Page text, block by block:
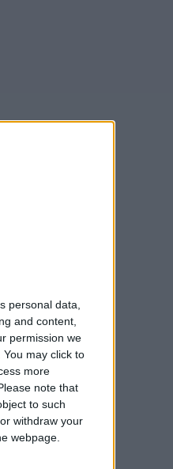
personal data,
and content,
permission we
may click to
more
note that
to such
withdraw your
webpage.